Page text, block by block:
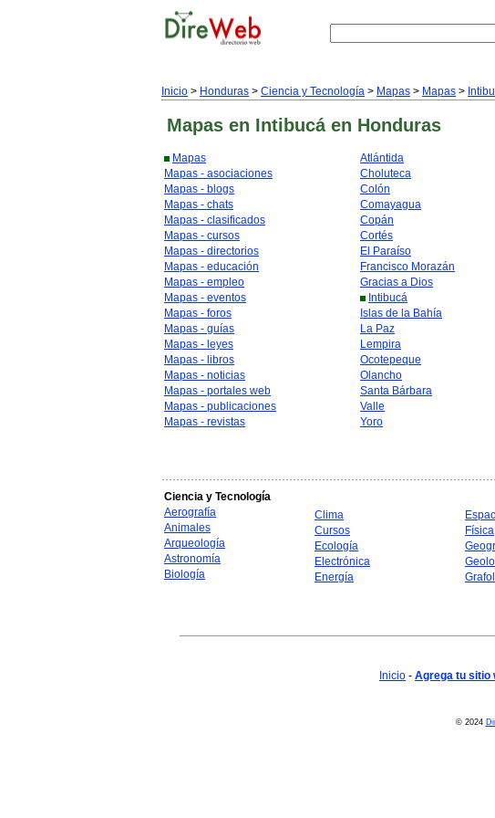
Inicio > Honduras > Ciencia y Tecnología > Mapas > Mapas >
Mapas en Intibucá en Honduras
Mapas
Mapas - asociaciones
Mapas - blogs
Mapas - chats
Mapas - clasificados
Mapas - cursos
Mapas - directorios
Mapas - educación
Mapas - empleo
Mapas - eventos
Mapas - foros
Mapas - guías
Mapas - leyes
Mapas - libros
Mapas - noticias
Mapas - portales web
Mapas - publicaciones
Mapas - revistas
Atlántida
Choluteca
Colón
Comayagua
Copán
Cortés
El Paraíso
Francisco Morazán
Gracias a Dios
Intibucá
Islas de la Bahía
La Paz
Lempira
Ocotepeque
Olancho
Santa Bárbara
Valle
Yoro
Ciencia y Tecnología
Aerografía
Animales
Arqueología
Astronomía
Biología
Clima
Cursos
Ecología
Electrónica
Energía
Física
Inicio - Agrega tu sitio
© 2024